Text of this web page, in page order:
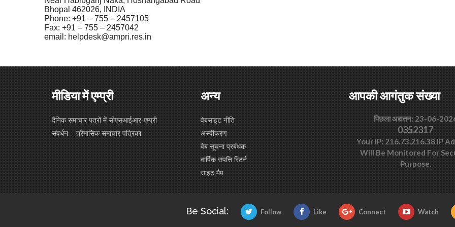
Bhopal 462026, INDIA
Phone: +91 – 755 – 2457105
Fax: +91 – 755 – 2457042
email: helpdesk@ampri.res.in
मीडिया में एम्प्री
दैनिक समाचार पत्रों में सीएसआईआर-एम्प्री
संवर्धन – त्रैमासिक समाचार पत्रिका
अन्य
वेबसाइट नीति
अस्वीकरण
वेब सूचना प्रबंधक
वार्षिक संपत्ति रिटर्न
साइट मैप
आपकी आगंतुक संख्या
पिछला अद्यतन: 23-06-
0352317
Your IP: 216.73.216.38 IP
Will Be Monitored For
Purpose.
Be Social: Follow Like Connect Watch